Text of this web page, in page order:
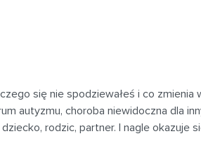
się nie spodziewałeś i co zmienia
autyzmu, choroba niewidoczna dla
rodzic, partner. I nagle okazuje